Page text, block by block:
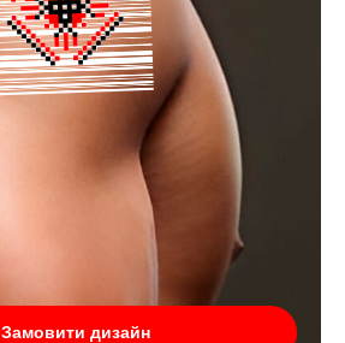
Замовити дизайн